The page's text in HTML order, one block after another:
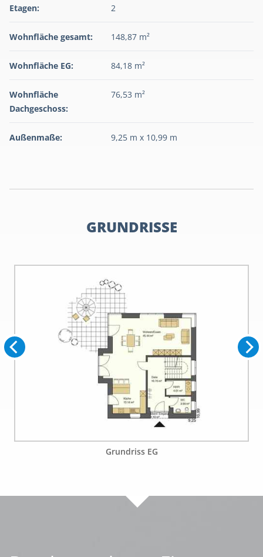
Etagen: 2
Wohnfläche gesamt: 148,87 m²
Wohnfläche EG: 84,18 m²
Wohnfläche
Dachgeschoss:
76,53 m²
Außenmaße: 9,25 m x 10,99 m
GRUNDRISSE
Grundriss EG